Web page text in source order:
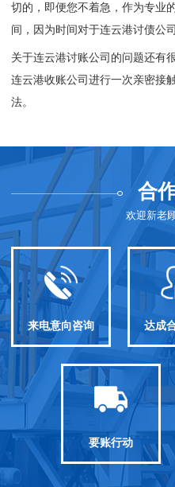
切的，即便您不着急，作为专业
间，因为时间对于连云港讨债公
关于连云港讨账公司的问题还有
连云港收账公司进行一次亲密接
法。
合
欢迎新老
来电意向咨询 达成
要账行动